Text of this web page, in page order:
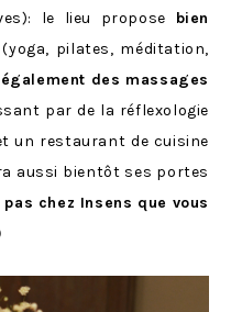
le lieu propose bien
(yoga, pilates, méditation,
des massages
par de la réflexologie
un restaurant de cuisine
aussi bientôt ses portes
chez Insens que vous